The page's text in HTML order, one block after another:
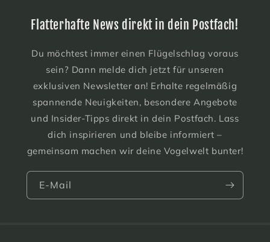
Flatterhafte News direkt in dein Postfach!
Du möchtest immer einen Flügelschlag voraus
sein? Dann melde dich jetzt für unseren
exklusiven Newsletter an! Erhalte regelmäßig
spannende Neuigkeiten, besondere Angebote
und Insider-Tipps direkt in dein Postfach. Lass
dich inspirieren und bleibe informiert –
gemeinsam machen wir deine Vogelwelt bunter!
E-Mail